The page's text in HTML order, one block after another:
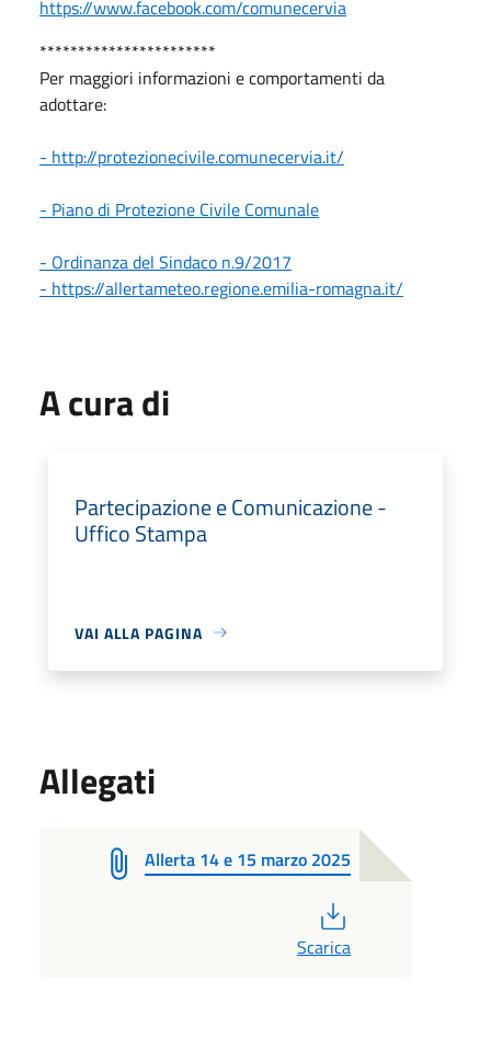
https://www.facebook.com/comunecervia
***********************
Per maggiori informazioni e comportamenti da
adottare:
- http://protezionecivile.comunecervia.it/
- Piano di Protezione Civile Comunale
- Ordinanza del Sindaco n.9/2017
- https://allertameteo.regione.emilia-romagna.it/
A cura di
Partecipazione e Comunicazione -
Uffico Stampa
VAI ALLA PAGINA
Allegati
Allerta 14 e 15 marzo 2025
Scarica